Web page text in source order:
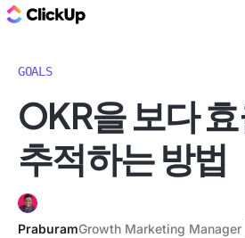
GOALS
OKR을 보다
추적하는 방법
PraburamGrowth Marketing Manager